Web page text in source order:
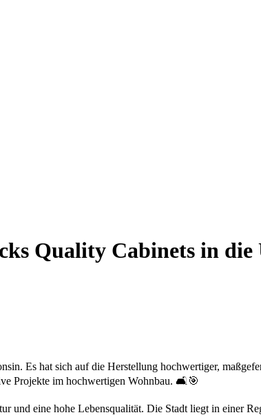
Quality Cabinets in die
Es hat sich auf die Herstellung hochwertiger,
Projekte im hochwertigen Wohnbau. 🛋️🎯
und eine hohe Lebensqualität. Die Stadt liegt in einer